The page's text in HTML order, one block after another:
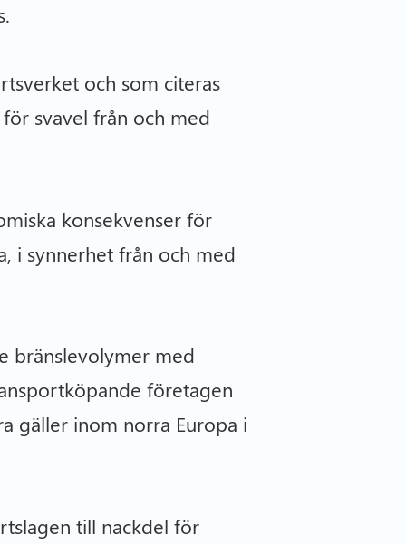
och som citeras
svavel från och med
konsekvenser för
i synnerhet från och med
bränslevolymer med
företagen
gäller inom norra Europa i
till nackdel för